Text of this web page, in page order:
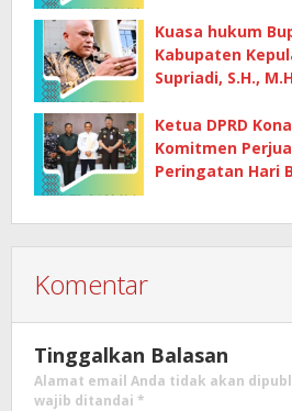
Kuasa hukum
Kabupaten
Supriadi, S.H.,
kerugian negara
Ketua DPRD
Komitmen
Peringatan Hari
Komentar
Tinggalkan Balasan
Alamat email Anda tidak akan
wajib ditandai *